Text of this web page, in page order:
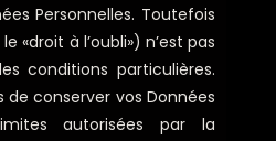
Personnelles. Toutefois
«droit à l’oubli») n’est pas
conditions particulières.
conserver vos Données
autorisées par la